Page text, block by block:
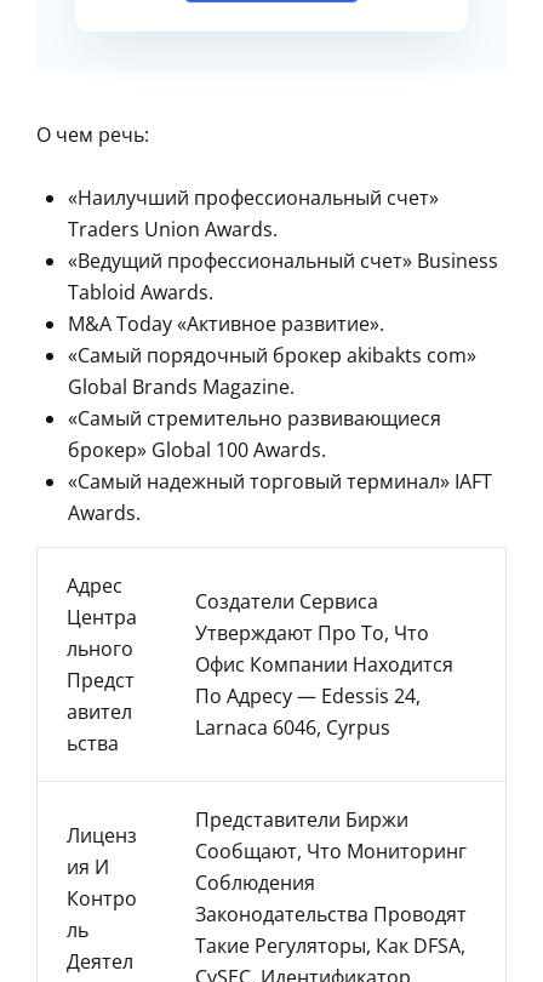
О чем речь:
«Наилучший профессиональный счет»
Traders Union Awards.
«Ведущий профессиональный счет» Business
Tabloid Awards.
M&A Today «Активное развитие».
«Самый порядочный брокер akibakts com»
Global Brands Magazine.
«Самый стремительно развивающиеся
брокер» Global 100 Awards.
«Самый надежный торговый терминал» IAFT
Awards.
Адрес
Центра
Льного
Предст
Авител
Ьства
Создатели Сервиса
Утверждают Про То, Что
Офис Компании Находится
По Адресу — Edessis 24,
Larnaca 6046, Cyrpus
Лиценз
Ия И
Контро
Ль
Деятел
Представители Биржи
Сообщают, Что Мониторинг
Соблюдения
Законодательства Проводят
Такие Регуляторы, Как DFSA,